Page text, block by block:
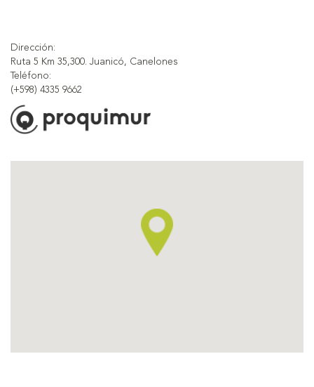
Dirección:
Ruta 5 Km 35,300. Juanicó, Canelones
Teléfono:
(+598) 4335 9662